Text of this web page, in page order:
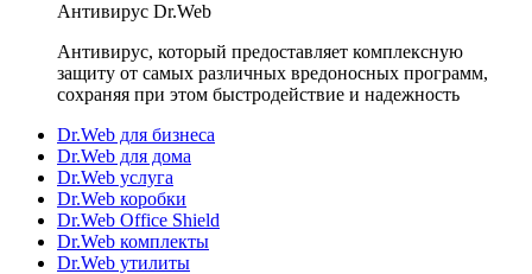
Антивирус Dr.Web
Антивирус, который предоставляет комплексную
защиту от самых различных вредоносных программ,
сохраняя при этом быстродействие и надежность
Dr.Web для бизнеса
Dr.Web для дома
Dr.Web услуга
Dr.Web коробки
Dr.Web Office Shield
Dr.Web комплекты
Dr.Web утилиты